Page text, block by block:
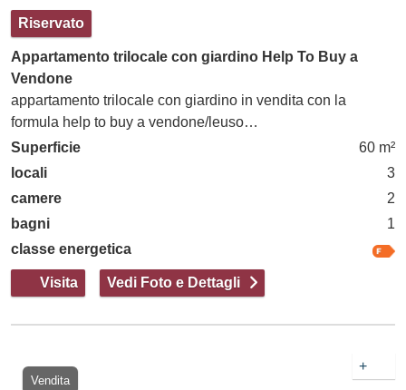
Riservato
Appartamento trilocale con giardino Help To Buy a
Vendone
appartamento trilocale con giardino in vendita con la
formula help to buy a vendone/leuso…
Superficie
60 m²
locali
3
camere
2
bagni
1
classe energetica
Visita Vedi Foto e Dettagli
Vendita
+